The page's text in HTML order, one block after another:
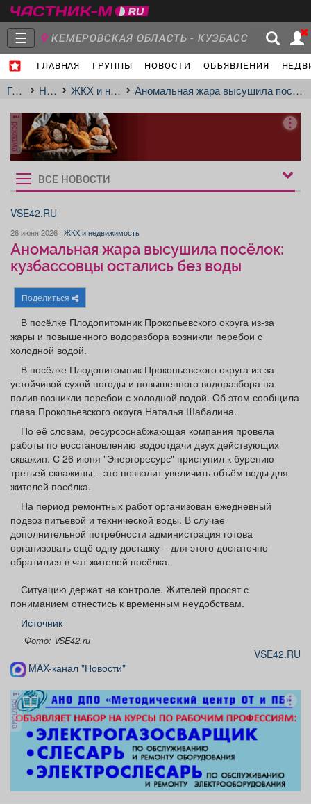
☰ КЕМЕРОВСКАЯ ОБЛАСТЬ - КУЗБАСС
ГЛАВНАЯ ГРУППЫ НОВОСТИ ОБЪЯВЛЕНИЯ
Главная
Группы
Объявления Недвижимость Услуги
Работа Компании
Афиша Обучение Проекты
Товары Поздравления Погода
ТВ программа Я - пенсионер
ГлавнаяНовостиЖКХ и недвижимость Аномальная жара высушила посёлок: кузбассовцы остались без воды
реклама
Рукбрики
новостей
ВСЕ НОВОСТИ
VSE42.RU
26 июня 2026 ЖКХ и недвижимость
Аномальная жара высушила посёлок:
кузбассовцы остались без воды
Поделиться
В посёлке Плодопитомник Прокопьевского округа из-за
жары и повышенного водоразбора возникли перебои с
холодной водой.
В посёлке Плодопитомник Прокопьевского округа из-за
устойчивой сухой погоды и повышенного водоразбора на
полив возникли перебои с холодной водой. Об этом сообщила
глава Прокопьевского округа Наталья Шабалина.
По её словам, ресурсоснабжающая компания провела
работы по восстановлению водоотдачи двух действующих
скважин. С 26 июня "Энергоресурс" приступил к бурению
третьей скважины – это позволит увеличить объём воды для
жителей посёлка.
На период ремонтных работ организован ежедневный
подвоз питьевой и технической воды. В случае
дополнительной потребности администрация готова
организовать ещё одну доставку – для этого достаточно
обратиться в чат жителей посёлка.
Ситуацию держат на контроле. Жителей просят с
пониманием отнестись к временным неудобствам.
Источник
Фото: VSE42.ru
VSE42.RU
MAX-канал "Новости"
реклама